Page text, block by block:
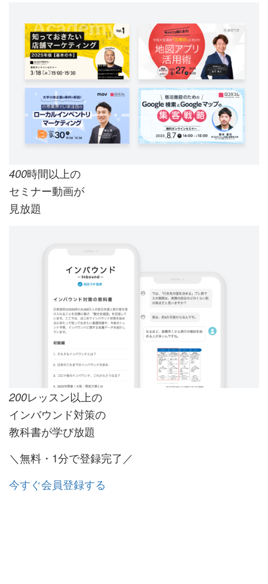
400時間以上の
セミナー動画が
見放題
200レッスン以上の
インバウンド対策の
教科書が学び放題
＼無料・1分で登録完了／
今すぐ会員登録する